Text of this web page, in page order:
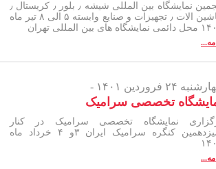
پنجمین نمایشگاه بین المللی شیشه ٫ بلور ٫ کریستال ٫
ماشین الات ٫ تجهیزات و صنایع وابسته ۵ الی ۸ تیر ماه
بین المللی تهران
۲۴ فروردین ۱۴۰۱ -
تخصصی سرامیک
نمایشگاه تخصصی سرامیک در کنار
سیزدهمین کنگره سرامیک ایران ۳و ۴ خرداد ماه